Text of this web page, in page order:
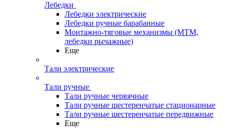
Лебедки
Лебедки электрические
Лебедки ручные барабанные
Монтажно-тяговые механизмы (МТМ,
лебедки рычажные)
Еще
Тали электрические
Тали ручные
Тали ручные червячные
Тали ручные шестеренчатые стационарные
Тали ручные шестеренчатые передвижные
Еще